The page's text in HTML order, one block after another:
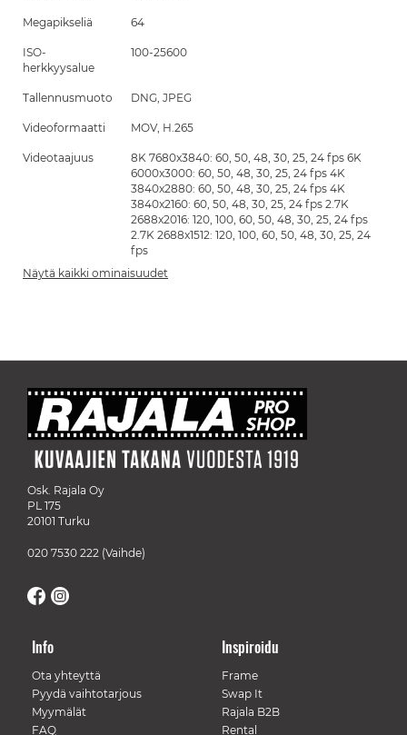
Megapikseliä 64
ISO-
herkkyysalue
100-25600
Tallennusmuoto DNG, JPEG
Videoformaatti MOV, H.265
Videotaajuus
8K 7680x3840: 60, 50, 48, 30, 25, 24 fps 6K
6000x3000: 60, 50, 48, 30, 25, 24 fps 4K
3840x2880: 60, 50, 48, 30, 25, 24 fps 4K
3840x2160: 60, 50, 48, 30, 25, 24 fps 2.7K
2688x2016: 120, 100, 60, 50, 48, 30, 25, 24 fps
2.7K 2688x1512: 120, 100, 60, 50, 48, 30, 25, 24
fps
Näytä kaikki ominaisuudet
Osk. Rajala Oy
PL 175
20101 Turku
020 7530 222 (Vaihde)
Info
Ota yhteyttä
Pyydä vaihtotarjous
Myymälät
FAQ
Inspiroidu
Frame
Swap It
Rajala B2B
Rental